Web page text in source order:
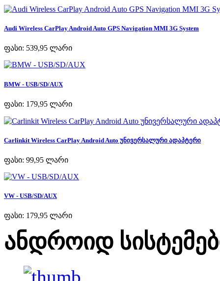
Audi Wireless CarPlay Android Auto GPS Navigation MMI 3G System
ფასი: 539,95 ლარი
BMW - USB/SD/AUX
ფასი: 179,95 ლარი
Carlinkit Wireless CarPlay Android Auto უნივერსალური ადაპტერი
ფასი: 99,95 ლარი
VW - USB/SD/AUX
ფასი: 179,95 ლარი
ანდროიდ